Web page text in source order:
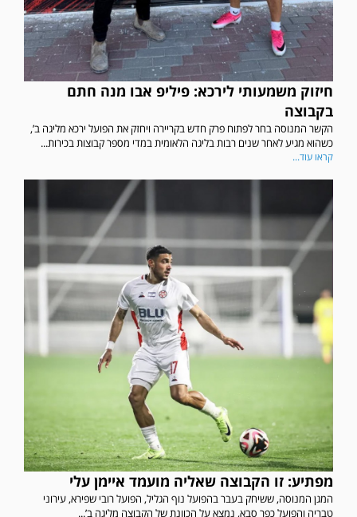
חיזוק משמעותי לירכא: פיליפ אבו מנה חתם
בקבוצה
הקשר המנוסה בחר לפתוח פרק חדש בקריירה ויחזק את הפועל ירכא מליגה ב’,
כשהוא מגיע לאחר שנים רבות בליגה הלאומית במדי מספר קבוצות בכירות...
קראו עוד...
מפתיע: זו הקבוצה שאליה מועמד איימן עלי
המגן המנוסה, ששיחק בעבר בהפועל נוף הגליל, הפועל רובי שפירא, עירוני
טבריה והפועל כפר סבא, נמצא על הכוונת של הקבוצה מליגה ב’...